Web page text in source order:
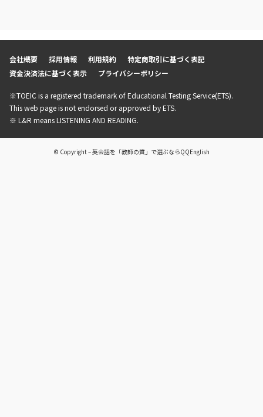
会社概要 採用情報 利用規約
特定商取引に基づく表記
資金決済法に基づく表示
プライバシーポリシー
※TOEIC is a registered trademark of Educational Testing Service(ETS).
This web page is not endorsed or approved by ETS.
※ L&R means LISTENING AND READING.
© Copyright – 英会話を「教師の質」で選ぶならQQEnglish